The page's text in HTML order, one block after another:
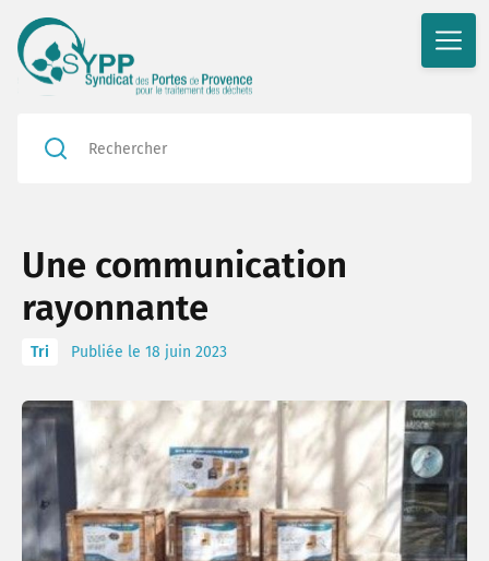
Une communication
rayonnante
Tri Publiée le 18 juin 2023
Le
Le